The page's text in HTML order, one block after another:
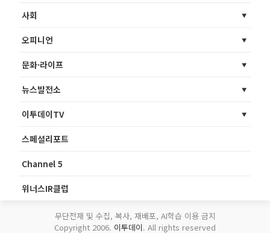
사회
오피니언
문화·라이프
뉴스발전소
이투데이TV
스페셜리포트
Channel 5
위너스IR클럽
무단전재 및 수집, 복사, 재배포, AI학습 이용 금지
Copyright 2006. 이투데이. All rights reserved